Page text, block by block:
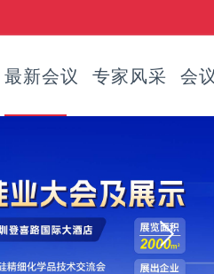
最新会议 专家风采 会